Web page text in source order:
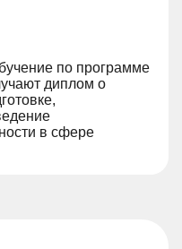
по программе
диплом о
в сфере